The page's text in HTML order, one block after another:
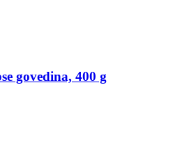
govedina, 400 g